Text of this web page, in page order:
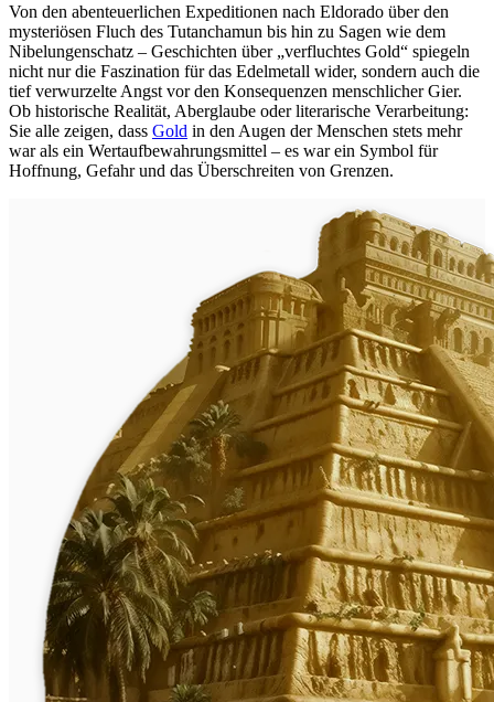
Von den abenteuerlichen Expeditionen nach Eldorado über den
mysteriösen Fluch des Tutanchamun bis hin zu Sagen wie dem
Nibelungenschatz – Geschichten über „verfluchtes Gold“ spiegeln
nicht nur die Faszination für das Edelmetall wider, sondern auch die
tief verwurzelte Angst vor den Konsequenzen menschlicher Gier.
Ob historische Realität, Aberglaube oder literarische Verarbeitung:
Sie alle zeigen, dass Gold in den Augen der Menschen stets mehr
war als ein Wertaufbewahrungsmittel – es war ein Symbol für
Hoffnung, Gefahr und das Überschreiten von Grenzen.